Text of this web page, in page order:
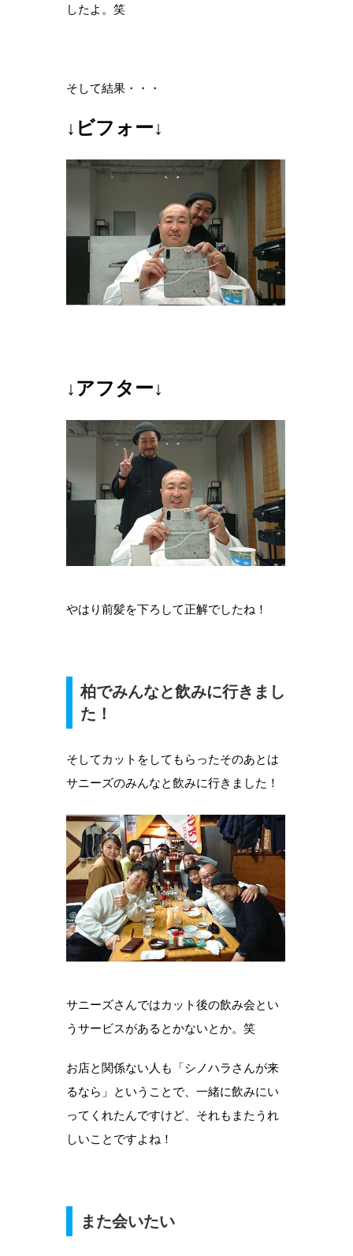
したよ。笑
そして結果・・・
↓ビフォー↓
↓アフター↓
やはり前髪を下ろして正解でしたね！
柏でみんなと飲みに行きまし
た！
そしてカットをしてもらったそのあとは
サニーズのみんなと飲みに行きました！
サニーズさんではカット後の飲み会とい
うサービスがあるとかないとか。笑
お店と関係ない人も「シノハラさんが来
るなら」ということで、一緒に飲みにい
ってくれたんですけど、それもまたうれ
しいことですよね！
また会いたい